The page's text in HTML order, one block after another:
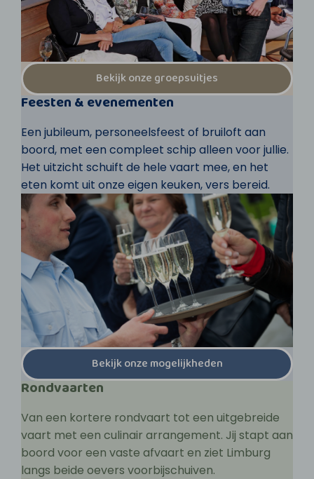
Bekijk onze groepsuitjes
Feesten & evenementen
Een jubileum, personeelsfeest of bruiloft aan
boord, met een compleet schip alleen voor jullie.
Het uitzicht schuift de hele vaart mee, en het
eten komt uit onze eigen keuken, vers bereid.
Bekijk onze mogelijkheden
Rondvaarten
Van een kortere rondvaart tot een uitgebreide
vaart met een culinair arrangement. Jij stapt aan
boord voor een vaste afvaart en ziet Limburg
langs beide oevers voorbijschuiven.